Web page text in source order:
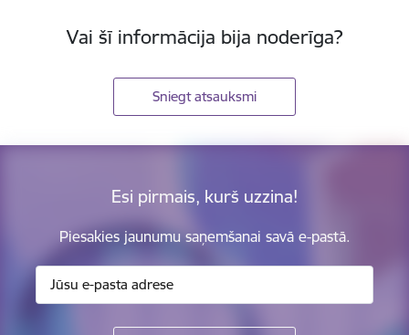
Vai šī informācija bija noderīga?
Sniegt atsauksmi
Esi pirmais, kurš uzzina!
Piesakies jaunumu saņemšanai savā e-pastā.